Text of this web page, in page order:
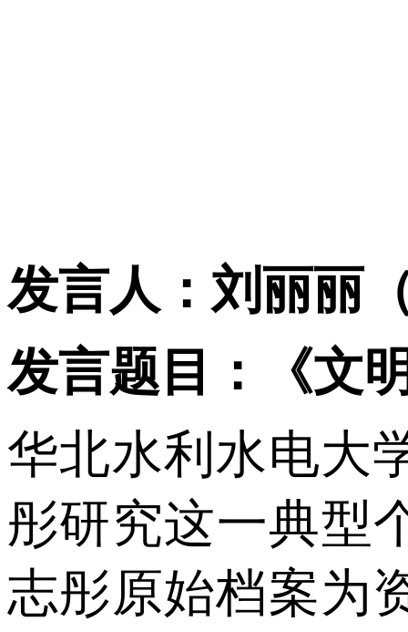
发言人：刘丽丽
发言题目：《文
华北水利水电大
彤研究这一典型
志彤原始档案为